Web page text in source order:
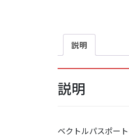
説明
説明
ベクトルパスポー